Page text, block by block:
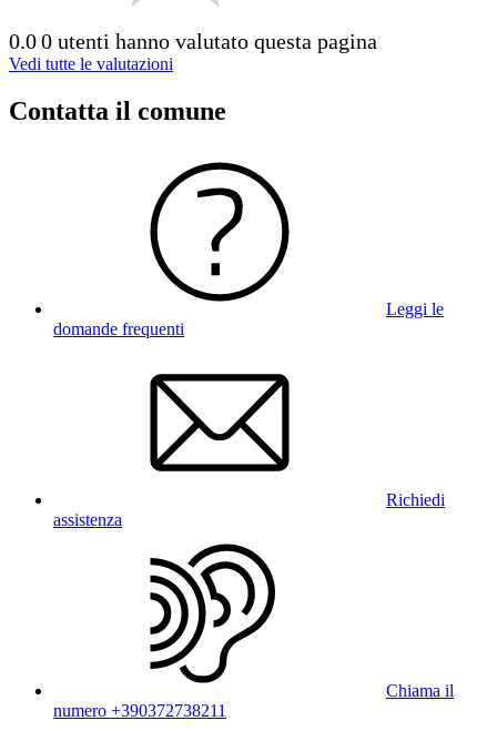
0.00 utenti hanno valutato questa pagina
Vedi tutte le valutazioni
Contatta il comune
Leggi le
domande frequenti
Richiedi
assistenza
Chiama il
numero +390372738211